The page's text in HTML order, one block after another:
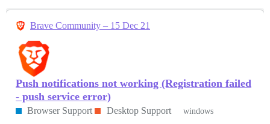
Brave Community – 15 Dec 21
Push notifications not working (Registration failed
- push service error)
Browser Support Desktop Support windows